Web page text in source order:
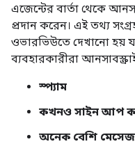
এজেন্টের বার্তা থেকে
প্রদান করেন। এই তথ্য
ওভারভিউতে দেখানো হয়
ব্যবহারকারীরা
স্প্যাম
কখনও সাইন আপ
অনেক বেশি মেসেজ